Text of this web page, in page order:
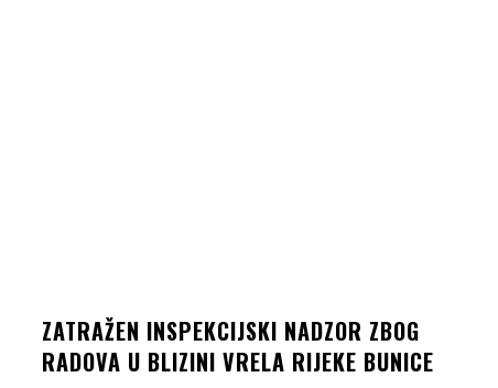
ZATRAŽEN INSPEKCIJSKI NADZOR ZBOG
RADOVA U BLIZINI VRELA RIJEKE BUNICE